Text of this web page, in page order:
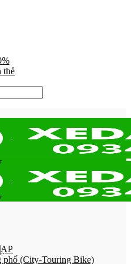
thẻ
phố (City-Touring Bike)